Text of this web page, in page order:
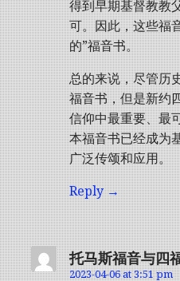
得到早期基督教教
可。因此，这些福
的”福音书。
总的来说，尽管历
福音书，但是新约
信仰中最重要、最
本福音书已经成为
广泛传颂和应用。
Reply
托马斯福音与四
2023-04-06 at 3:51 pm